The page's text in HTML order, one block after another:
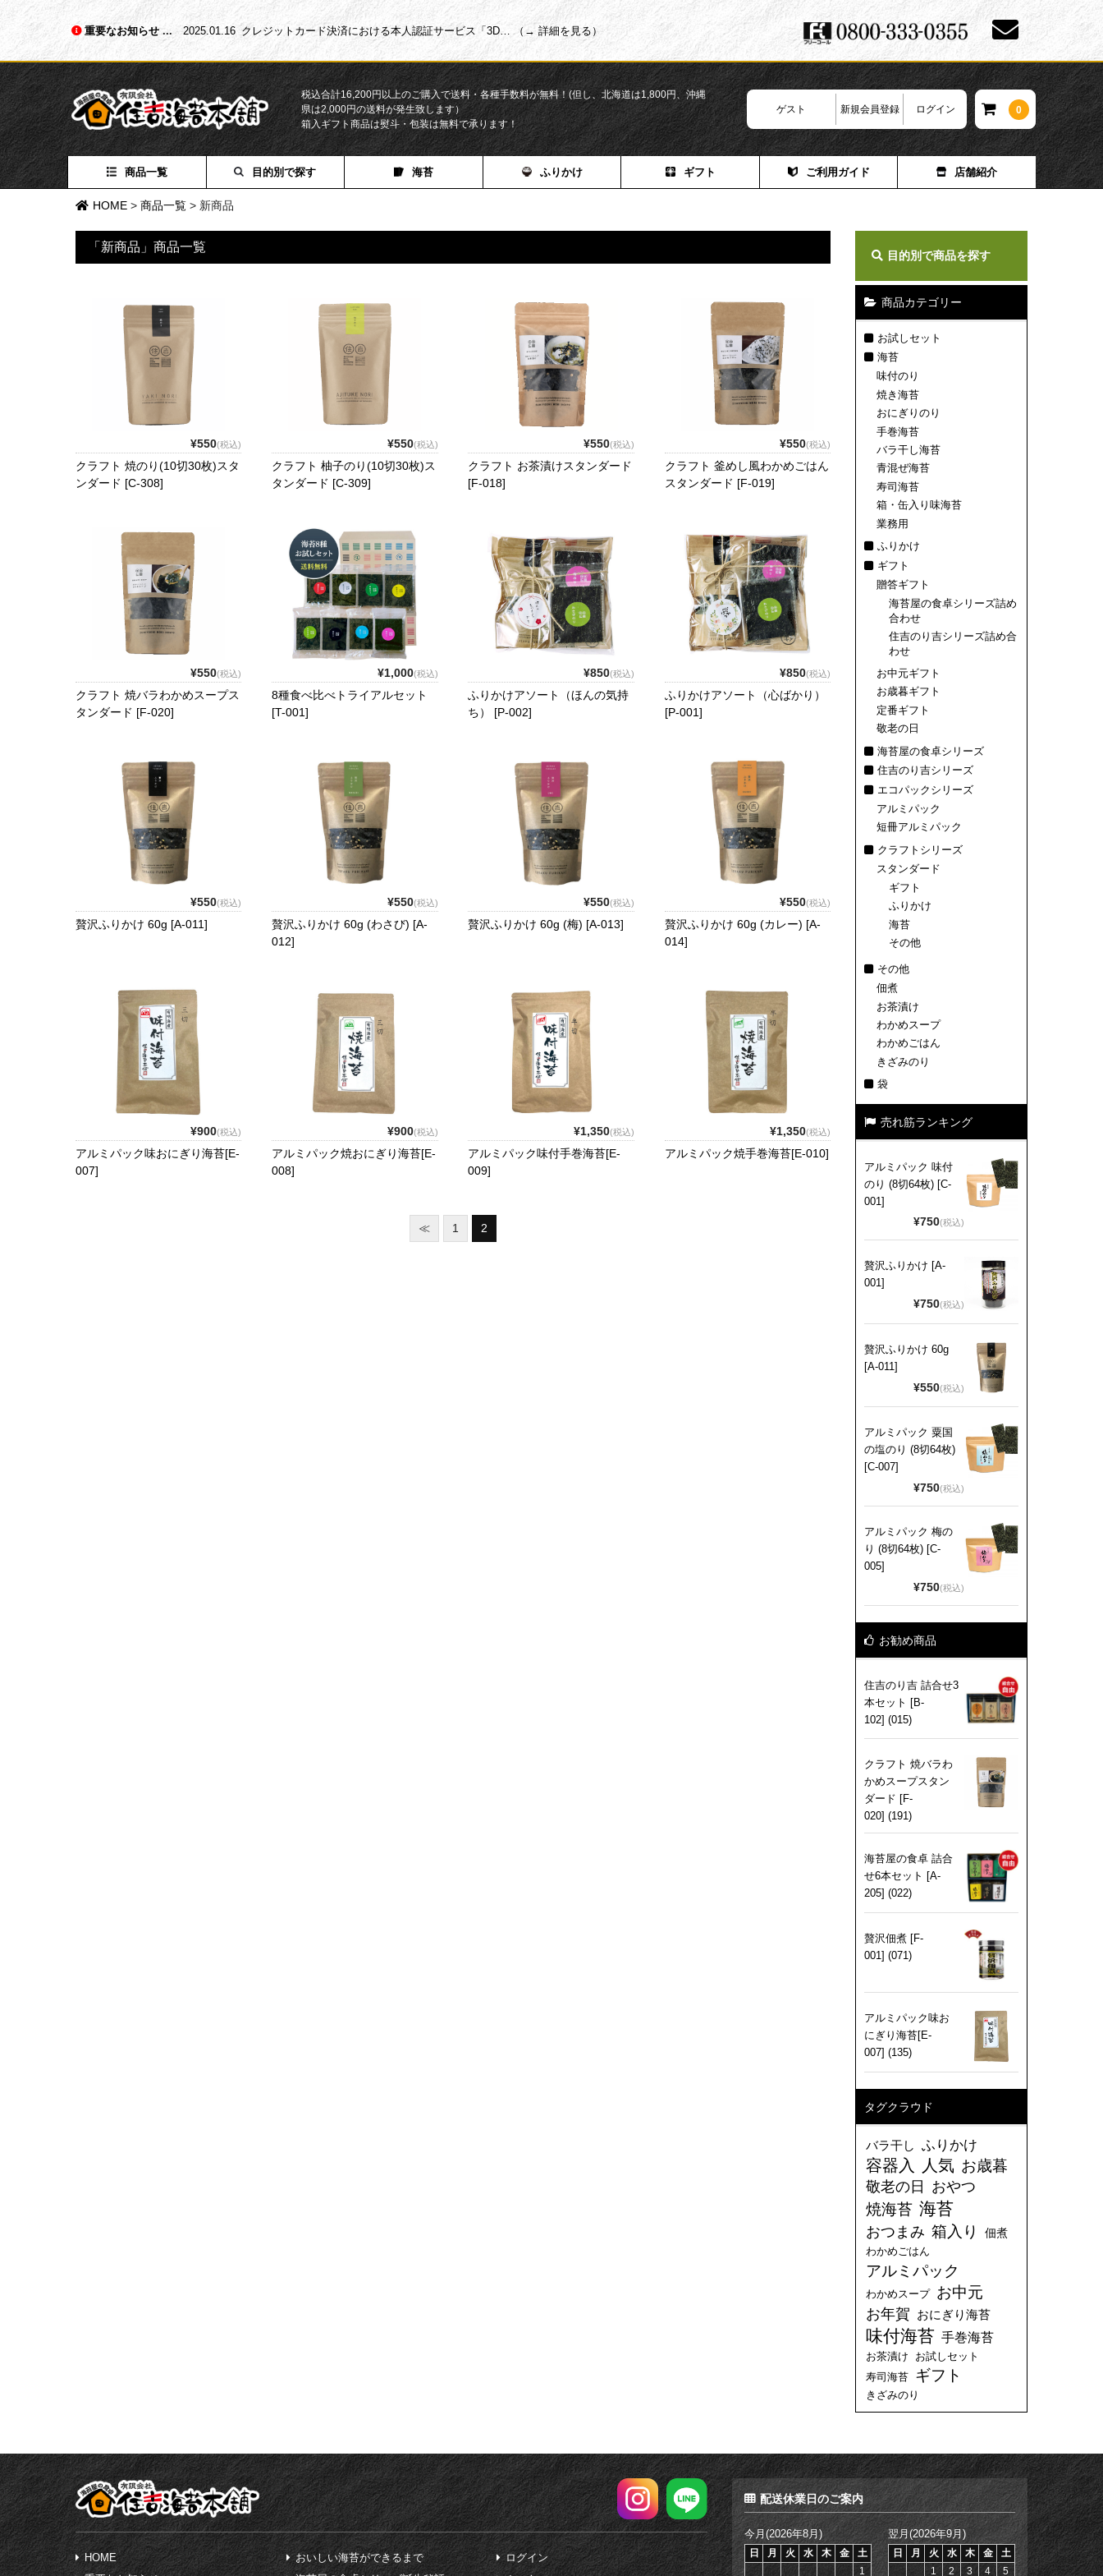
重要なお知らせ 2025.01.16 クレジットカード決済における本人認証サービス「3D… （→ 詳細を見る）
税込合計16,200円以上のご購入で送料・各種手数料が無料！(但し、北海道は1,800円、沖縄
県は2,000円の送料が発生致します）
箱入ギフト商品は熨斗・包装は無料で承ります！
ゲスト 新規会員登録 ログイン 0
商品一覧 目的別で探す 海苔 ふりかけ ギフト ご利用ガイド 店舗紹介
HOME > 商品一覧 > 新商品
「新商品」商品一覧
¥550(税込)
クラフト 焼のり(10切30枚)スタ
ンダード [C-308]
¥550(税込)
クラフト 柚子のり(10切30枚)ス
タンダード [C-309]
¥550(税込)
クラフト お茶漬けスタンダード
[F-018]
¥550(税込)
クラフト 釜めし風わかめごはん
スタンダード [F-019]
¥550(税込)
クラフト 焼バラわかめスープス
タンダード [F-020]
¥1,000(税込)
8種食べ比べトライアルセット
[T-001]
¥850(税込)
ふりかけアソート（ほんの気持
ち） [P-002]
¥850(税込)
ふりかけアソート（心ばかり）
[P-001]
¥550(税込)
贅沢ふりかけ 60g [A-011]
¥550(税込)
贅沢ふりかけ 60g (わさび) [A-
012]
¥550(税込)
贅沢ふりかけ 60g (梅) [A-013]
¥550(税込)
贅沢ふりかけ 60g (カレー) [A-
014]
¥900(税込)
アルミパック味おにぎり海苔[E-
007]
¥900(税込)
アルミパック焼おにぎり海苔[E-
008]
¥1,350(税込)
アルミパック味付手巻海苔[E-
009]
¥1,350(税込)
アルミパック焼手巻海苔[E-010]
≪ 1 2
目的別で商品を探す
商品カテゴリー
お試しセット
海苔
味付のり
焼き海苔
おにぎりのり
手巻海苔
バラ干し海苔
青混ぜ海苔
寿司海苔
箱・缶入り味海苔
業務用
ふりかけ
ギフト
贈答ギフト
海苔屋の食卓シリーズ詰め
合わせ
住吉のり吉シリーズ詰め合
わせ
お中元ギフト
お歳暮ギフト
定番ギフト
敬老の日
海苔屋の食卓シリーズ
住吉のり吉シリーズ
エコパックシリーズ
アルミパック
短冊アルミパック
クラフトシリーズ
スタンダード
ギフト
ふりかけ
海苔
その他
その他
佃煮
お茶漬け
わかめスープ
わかめごはん
きざみのり
袋
売れ筋ランキング
アルミパック 味付
のり (8切64枚) [C-
001]
¥750(税込)
贅沢ふりかけ [A-
001]
¥750(税込)
贅沢ふりかけ 60g
[A-011]
¥550(税込)
アルミパック 粟国
の塩のり (8切64枚)
[C-007]
¥750(税込)
アルミパック 梅の
り (8切64枚) [C-
005]
¥750(税込)
お勧め商品
住吉のり吉 詰合せ3
本セット [B-
102] (015)
クラフト 焼バラわ
かめスープスタン
ダード [F-
020] (191)
海苔屋の食卓 詰合
せ6本セット [A-
205] (022)
贅沢佃煮 [F-
001] (071)
アルミパック味お
にぎり海苔[E-
007] (135)
タグクラウド
バラ干し ふりかけ
容器入 人気 お歳暮
敬老の日 おやつ
焼海苔 海苔
おつまみ 箱入り 佃煮
わかめごはん
アルミパック
わかめスープ お中元
お年賀 おにぎり海苔
味付海苔 手巻海苔
お茶漬け
お試しセット
寿司海苔 ギフト
きざみのり
HOME
おいしい海苔ができるまで
ログイン
配送休業日のご案内
今月(2026年8月)
日 月 火 水 木 金
土
1
翌月(2026年9月)
日 月 火 水 木 金
土
1
2 3 4 5